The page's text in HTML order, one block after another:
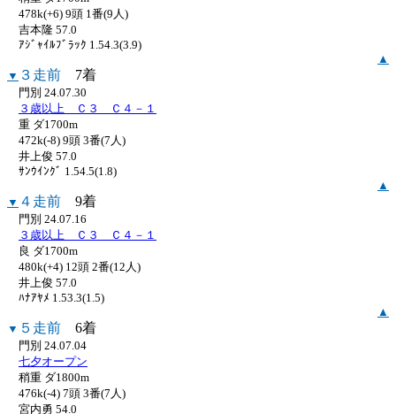
478k(+6) 9頭 1番(9人)
吉本隆 57.0
ｱｼﾞｬｲﾙﾌﾞﾗｯｸ 1.54.3(3.9)
▲
▼ ３走前 7着
門別 24.07.30
３歳以上 Ｃ３ Ｃ４－１
重 ダ1700m
472k(-8) 9頭 3番(7人)
井上俊 57.0
ｻﾝｳｲﾝｸﾞ 1.54.5(1.8)
▲
▼ ４走前 9着
門別 24.07.16
３歳以上 Ｃ３ Ｃ４－１
良 ダ1700m
480k(+4) 12頭 2番(12人)
井上俊 57.0
ﾊﾅｱﾔﾒ 1.53.3(1.5)
▲
▼ ５走前 6着
門別 24.07.04
七夕オープン
稍重 ダ1800m
476k(-4) 7頭 3番(7人)
宮内勇 54.0